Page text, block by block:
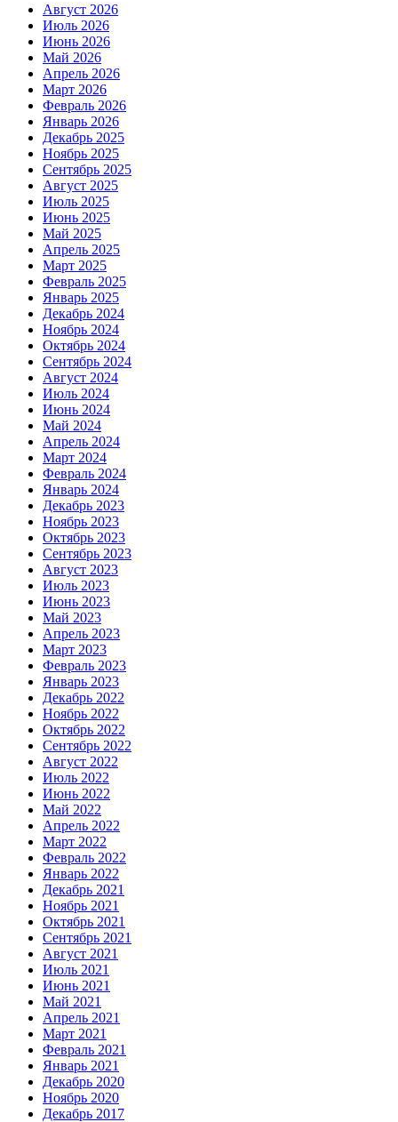
Август 2026
Июль 2026
Июнь 2026
Май 2026
Апрель 2026
Март 2026
Февраль 2026
Январь 2026
Декабрь 2025
Ноябрь 2025
Сентябрь 2025
Август 2025
Июль 2025
Июнь 2025
Май 2025
Апрель 2025
Март 2025
Февраль 2025
Январь 2025
Декабрь 2024
Ноябрь 2024
Октябрь 2024
Сентябрь 2024
Август 2024
Июль 2024
Июнь 2024
Май 2024
Апрель 2024
Март 2024
Февраль 2024
Январь 2024
Декабрь 2023
Ноябрь 2023
Октябрь 2023
Сентябрь 2023
Август 2023
Июль 2023
Июнь 2023
Май 2023
Апрель 2023
Март 2023
Февраль 2023
Январь 2023
Декабрь 2022
Ноябрь 2022
Октябрь 2022
Сентябрь 2022
Август 2022
Июль 2022
Июнь 2022
Май 2022
Апрель 2022
Март 2022
Февраль 2022
Январь 2022
Декабрь 2021
Ноябрь 2021
Октябрь 2021
Сентябрь 2021
Август 2021
Июль 2021
Июнь 2021
Май 2021
Апрель 2021
Март 2021
Февраль 2021
Январь 2021
Декабрь 2020
Ноябрь 2020
Декабрь 2017